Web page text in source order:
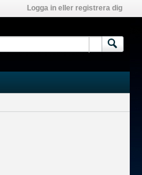
Logga in eller registrera dig